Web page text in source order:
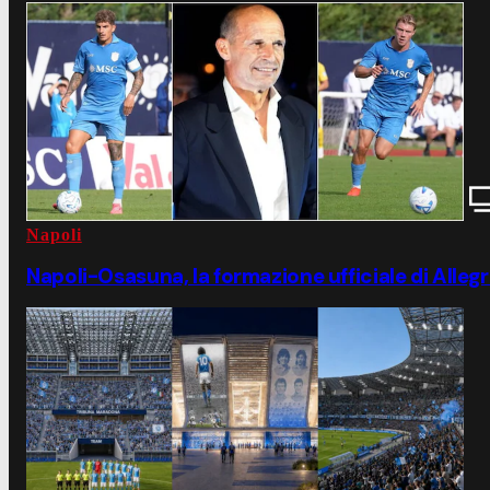
Napoli
Napoli-Osasuna, la formazione ufficiale di